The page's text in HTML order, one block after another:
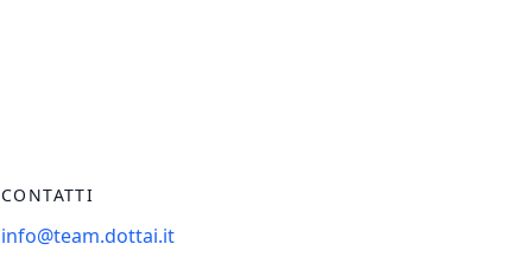
CONTATTI
info@team.dottai.it